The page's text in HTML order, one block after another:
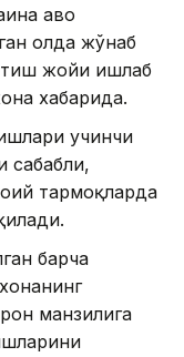
ҳаво
ҳолда жўнаб
жойи ишлаб
хабарида.
учинчи
сабабли,
тармоқларда
барча
манзилига